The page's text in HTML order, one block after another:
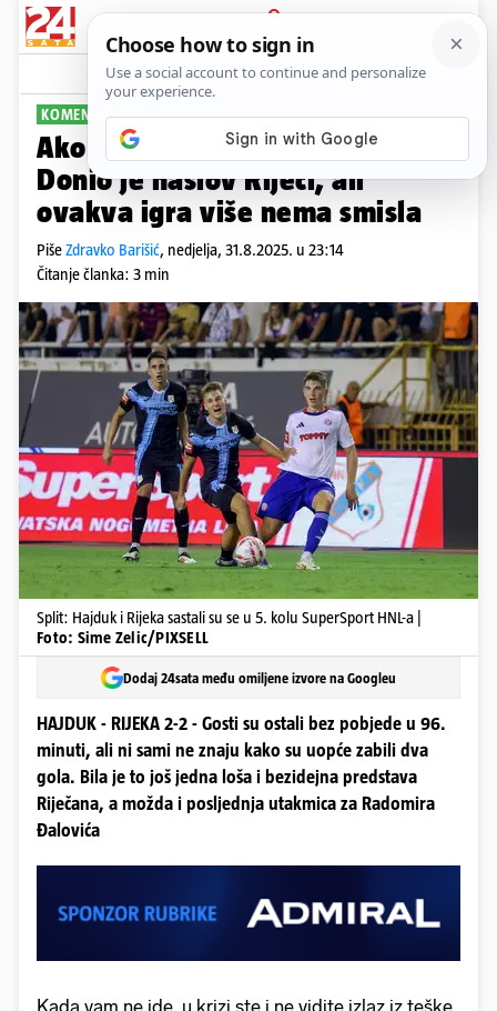
PRIJAVA
Sport Komentari
KOMENTAR PLUS+
Ako ovo je kraj, Đaloviću znaj...
Donio je naslov Rijeci, ali
ovakva igra više nema smisla
PišeZdravko Barišić, nedjelja, 31.8.2025. u 23:14
Čitanje članka: 3 min
Split: Hajduk i Rijeka sastali su se u 5. kolu SuperSport HNL-a |
Foto: Sime Zelic/PIXSELL
Dodaj 24sata među omiljene izvore na Googleu
HAJDUK - RIJEKA 2-2 - Gosti su ostali bez pobjede u 96.
minuti, ali ni sami ne znaju kako su uopće zabili dva
gola. Bila je to još jedna loša i bezidejna predstava
Riječana, a možda i posljednja utakmica za Radomira
Đalovića
Kada vam ne ide, u krizi ste i ne vidite izlaz iz teške